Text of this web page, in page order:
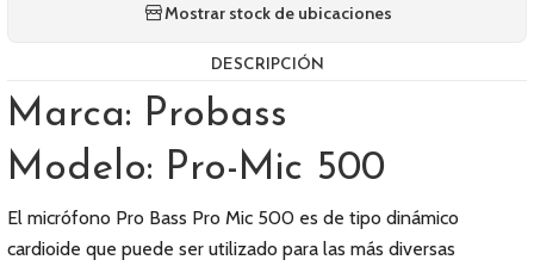
Mostrar stock de ubicaciones
DESCRIPCIÓN
Marca: Probass
Modelo: Pro-Mic 500
El micrófono Pro Bass Pro Mic 500 es de tipo dinámico
cardioide que puede ser utilizado para las más diversas